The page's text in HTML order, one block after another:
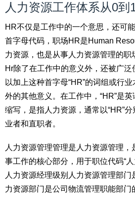
人力资源工作体系从0到
HR不仅是工作中的一个意思，还可
首字母代码，职场HR是Human
力资源，也是从事人力资源管理的职
Hr除了在工作中的意义外，还被广
以加上这种首字母“HR”的词组或行
外的其他意义。在工作中，“HR”是
缩写，是指人力资源，通常以“HR”
业者和直职者。
人力资源管理管理是人力资源管理，
事工作的核心部分，用于职位代码“
人力资源经理级别人力资源管理部门
力资源部门是公司物流管理职能部门